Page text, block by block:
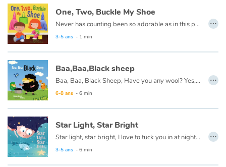
Famille
Médiathèques
Vidéos & Tutoriaux
Blog
Actualités
One, Two, Buckle My Shoe
Never has counting been so adorable as in this playfully illustrated One, Two, Buckle My Shoe. Join friends as they laugh and frolic, while learning to count things around them as they head outside to play!
3-5 ans - 1 min
…
Baa,Baa,Black sheep
Baa, Baa, Black Sheep, Have you any wool? Yes, I do. It is all right here. There are three bags full... Read-aloud fun for the very young! Laugh along with this re-imagining!
6-8 ans - 6 min
…
Star Light, Star Bright
Star light, star bright, I love to tuck you in at night: I wish I may I may, I wish I might, have the wish I wish tonight Send your child off to magical dreams with these wonderful wishes every parents hopes are granted for their little ones.
3-5 ans - 6 min
…